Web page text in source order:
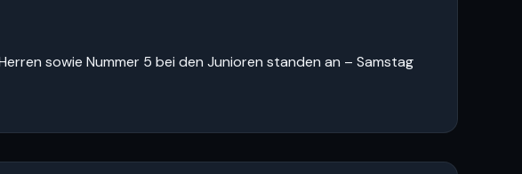
sowie Nummer 5 bei den Junioren standen an – Samstag